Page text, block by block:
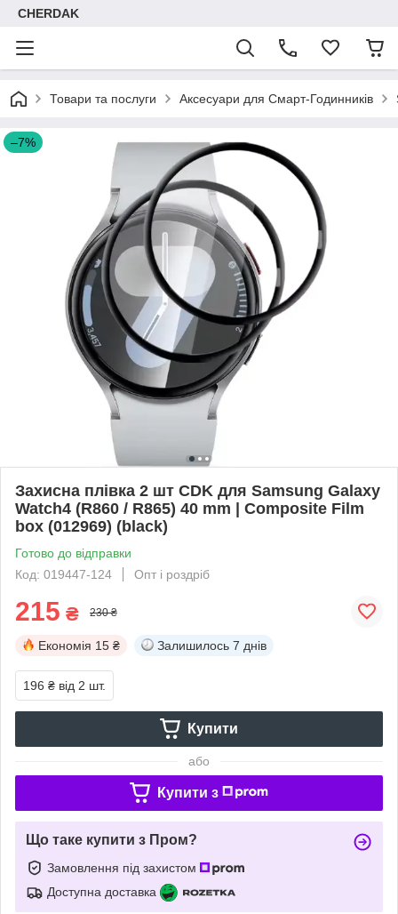
CHERDAK
Товари та послуги Аксесуари для Смарт-Годинників
–7%
Захисна плівка 2 шт CDK для Samsung Galaxy
Watch4 (R860 / R865) 40 mm | Composite Film
box (012969) (black)
Готово до відправки
Код: 019447-124
Опт і роздріб
215 ₴ 230 ₴
Економія 15 ₴ Залишилось 7 днів
196 ₴ від 2 шт.
Купити
або
Купити з
Що таке купити з Пром?
Замовлення під захистом
Доступна доставка